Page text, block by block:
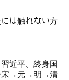
には触れない方
近平、終身国
宋→元→明→清